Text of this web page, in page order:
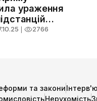
ураження
❘ 2766
та закониІнтерв'ю
Нерухомість